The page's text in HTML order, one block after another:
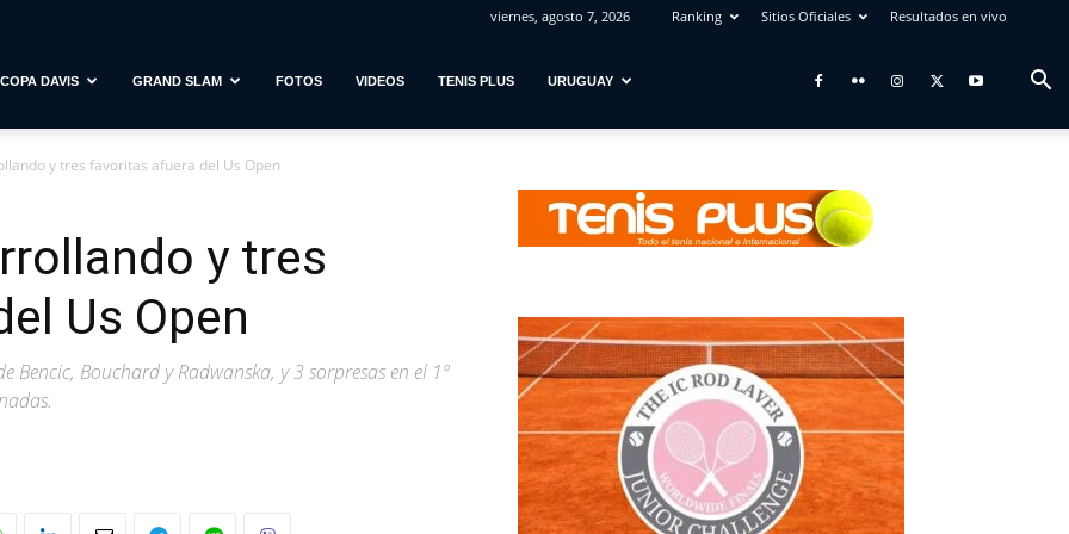
viernes, agosto 7, 2026 Ranking Sitios Oficiales Resultados en vivo
COPA DAVIS GRAND SLAM FOTOS VIDEOS TENIS PLUS URUGUAY
y tres favoritas afuera del Us Open
y tres
Us Open
Bouchard y Radwanska, y 3 sorpresas en el 1º